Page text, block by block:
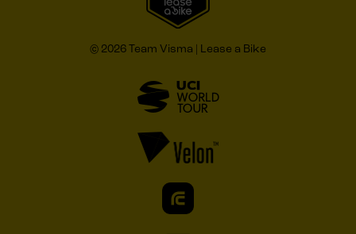
© 2026 Team Visma | Lease a Bike